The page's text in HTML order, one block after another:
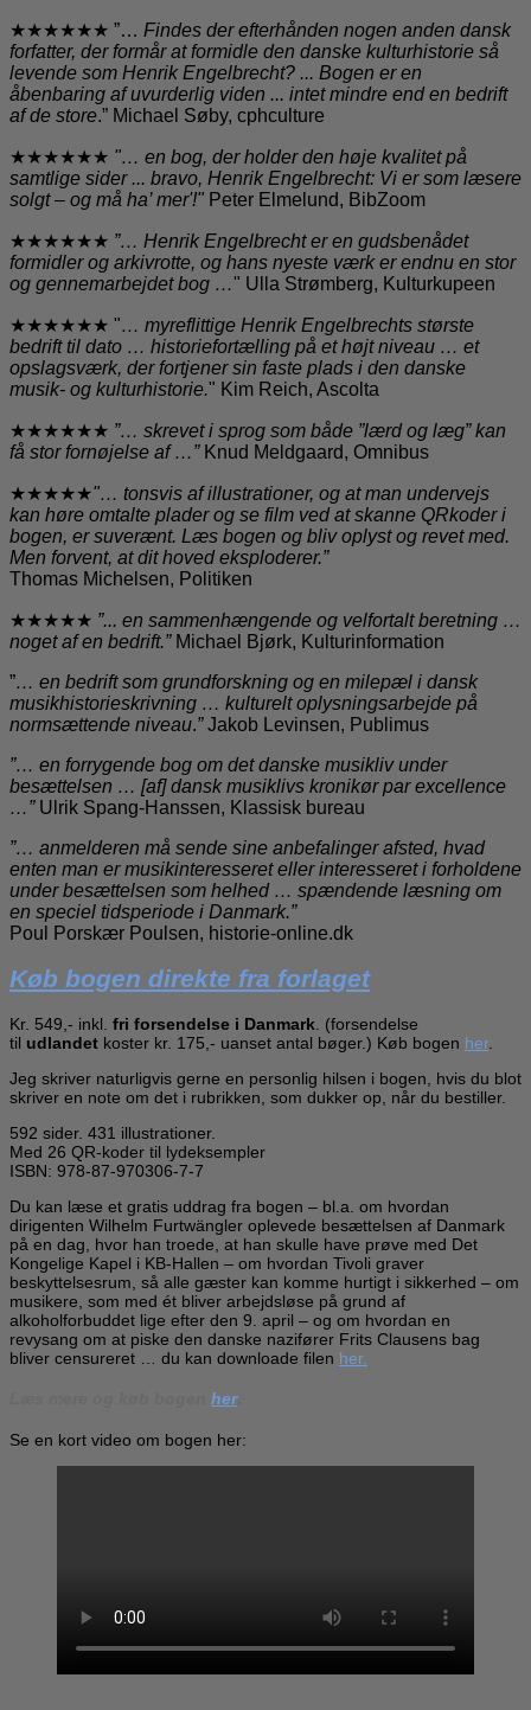
★★★★★★ ”… Findes der efterhånden nogen anden dansk
forfatter, der formår at formidle den danske kulturhistorie så
levende som Henrik Engelbrecht? ... Bogen er en
åbenbaring af uvurderlig viden ... intet mindre end en bedrift
af de store.” Michael Søby, cphculture
★★★★★★ "… en bog, der holder den høje kvalitet på
samtlige sider ... bravo, Henrik Engelbrecht: Vi er som læsere
solgt – og må ha’ mer'!" Peter Elmelund, BibZoom
★★★★★★ ”… Henrik Engelbrecht er en gudsbenådet
formidler og arkivrotte, og hans nyeste værk er endnu en stor
og gennemarbejdet bog …" Ulla Strømberg, Kulturkupeen
★★★★★★ "… myreflittige Henrik Engelbrechts største
bedrift til dato … historiefortælling på et højt niveau … et
opslagsværk, der fortjener sin faste plads i den danske
musik- og kulturhistorie." Kim Reich, Ascolta
★★★★★★ ”… skrevet i sprog som både ”lærd og læg” kan
få stor fornøjelse af …”Knud Meldgaard, Omnibus
★★★★★"… tonsvis af illustrationer, og at man undervejs
kan høre omtalte plader og se film ved at skanne QRkoder i
bogen, er suverænt. Læs bogen og bliv oplyst og revet med.
Men forvent, at dit hoved eksploderer.”
Thomas Michelsen, Politiken
★★★★★ ”... en sammenhængende og velfortalt beretning …
noget af en bedrift.”Michael Bjørk, Kulturinformation
”… en bedrift som grundforskning og en milepæl i dansk
musikhistorieskrivning … kulturelt oplysningsarbejde på
normsættende niveau.”Jakob Levinsen, Publimus
”… en forrygende bog om det danske musikliv under
besættelsen … [af] dansk musiklivs kronikør par excellence
…”Ulrik Spang-Hanssen, Klassisk bureau
”… anmelderen må sende sine anbefalinger afsted, hvad
enten man er musikinteresseret eller interesseret i forholdene
under besættelsen som helhed … spændende læsning om
en speciel tidsperiode i Danmark.”
Poul Porskær Poulsen, historie-online.dk
Køb bogen direkte fra forlaget
Kr. 549,- inkl. fri forsendelse i Danmark . (forsendelse
til udlandet koster kr. 175,- uanset antal bøger.) Køb bogen her.
Jeg skriver naturligvis gerne en personlig hilsen i bogen, hvis du blot
skriver en note om det i rubrikken, som dukker op, når du bestiller.
592 sider. 431 illustrationer.
Med 26 QR-koder til lydeksempler
ISBN: 978-87-970306-7-7
Du kan læse et gratis uddrag fra bogen – bl.a. om hvordan
dirigenten Wilhelm Furtwängler oplevede besættelsen af Danmark
på en dag, hvor han troede, at han skulle have prøve med Det
Kongelige Kapel i KB-Hallen – om hvordan Tivoli graver
beskyttelsesrum, så alle gæster kan komme hurtigt i sikkerhed – om
musikere, som med ét bliver arbejdsløse på grund af
alkoholforbuddet lige efter den 9. april – og om hvordan en
revysang om at piske den danske nazifører Frits Clausens bag
bliver censureret … du kan downloade filen her.
her.
Se en kort video om bogen her: